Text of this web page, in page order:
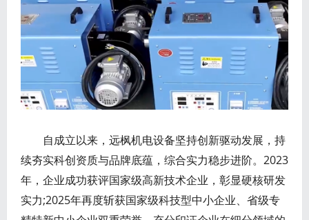
自成立以来，远枫机电设备坚持创新驱动发展，持
续夯实科创资质与品牌底蕴，综合实力稳步进阶。2023
年，企业成功获评国家级高新技术企业，彰显硬核研发
实力;2025年再度斩获国家级科技型中小企业、省级专